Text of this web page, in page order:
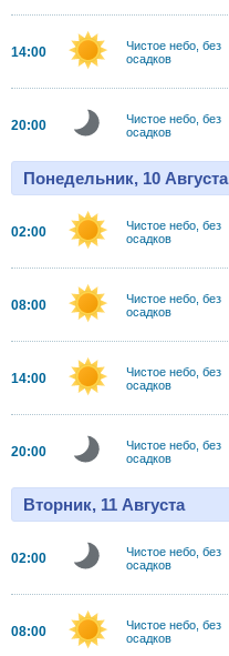
14:00
Чистое небо, без
осадков
20:00
Чистое небо, без
осадков
Понедельник, 10 Августа
02:00
Чистое небо, без
осадков
08:00
Чистое небо, без
осадков
14:00
Чистое небо, без
осадков
20:00
Чистое небо, без
осадков
Вторник, 11 Августа
02:00
Чистое небо, без
осадков
08:00
Чистое небо, без
осадков